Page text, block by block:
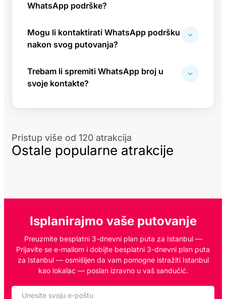
WhatsApp podrške?
Mogu li kontaktirati WhatsApp podršku
nakon svog putovanja?
Trebam li spremiti WhatsApp broj u
svoje kontakte?
Pristup više od 120 atrakcija
Ostale popularne atrakcije
Isplanirajmo vaše putovanje
Preuzmite besplatni 3-dnevni plan puta za Istanbul —
Prijavite se e-mailom i dobijte besplatni 3-dnevni plan puta
za Istanbul — osmišljen da vam pomogne istražiti Istanbul
kao lokalac — poslan izravno u vaš sandučić.